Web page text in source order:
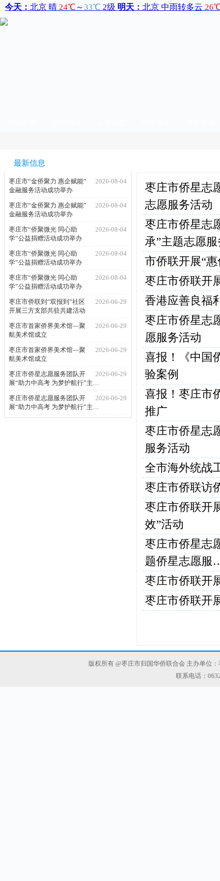
最新信息
2026-08-04
枣庄市“金侨聚力 惠企赋能”
金融服务活动成功举办
2026-08-04
枣庄市“金侨聚力 惠企赋能”
金融服务活动成功举办
2026-08-04
枣庄市“侨聚微光 同心助
学”公益捐赠活动成功举办
2026-08-04
枣庄市“侨聚微光 同心助
学”公益捐赠活动成功举办
2026-08-04
枣庄市“侨聚微光 同心助
学”公益捐赠活动成功举办
2026-06-29
枣庄市侨联到“双报到”社区
开展三方支部共驻共建活动
2026-06-29
枣庄市首家侨界美术馆—聚
航美术馆成立
2026-06-29
枣庄市首家侨界美术馆—聚
航美术馆成立
2026-06-29
枣庄市侨星志愿服务团队开
展“助力中高考 为梦护航行”主…
2026-06-29
枣庄市侨星志愿服务团队开
展“助力中高考 为梦护航行”主…
枣庄市侨星志
志愿服务活动
枣庄市侨星志
承”主题志愿
市侨联开展“
枣庄市侨联开
香港应善良福
枣庄市侨星志
愿服务活动
喜报！《中国
验案例
喜报！枣庄市
推广
枣庄市侨星志
服务活动
全市海外统战
枣庄市侨联访
枣庄市侨联开
效”活动
枣庄市侨星志
题侨星志愿服
枣庄市侨联开
枣庄市侨联开
版权所有 @枣庄市归国华侨联合会 主办单位
联系电话：